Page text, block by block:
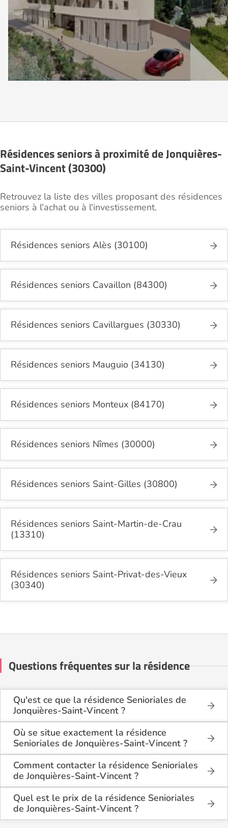
Résidences seniors à proximité de Jonquières-
Saint-Vincent (30300)
Retrouvez la liste des villes proposant des résidences
seniors à l'achat ou à l'investissement.
Résidences seniors Alès (30100)
Résidences seniors Cavaillon (84300)
Résidences seniors Cavillargues (30330)
Résidences seniors Mauguio (34130)
Résidences seniors Monteux (84170)
Résidences seniors Nîmes (30000)
Résidences seniors Saint-Gilles (30800)
Résidences seniors Saint-Martin-de-Crau
(13310)
Résidences seniors Saint-Privat-des-Vieux
(30340)
Questions fréquentes sur la résidence
Qu'est ce que la résidence Senioriales de
Jonquières-Saint-Vincent ?
La résidence Senioriales de Jonquières-Saint-
Vincent est une résidence seniors de type résidence
services seniors, village seniors . Elle dispose de
logements disponibles à l'achat ou à
l'investissement.
Cette résidence du secteur privé se situe à
Jonquières-Saint-Vincent (30300).
Où se situe exactement la résidence
Senioriales de Jonquières-Saint-Vincent ?
La résidence Senioriales de Jonquières-Saint-
Vincent est située Chemin du Pauvre Ménage -
30300 Jonquières Saint-Vincent à Jonquières-Saint-
Vincent (30300), dans le Gard (30).
Comment contacter la résidence Senioriales
de Jonquières-Saint-Vincent ?
Vous pouvez contacter la résidence Senioriales de
Jonquières-Saint-Vincent directement sur le site
Logement-seniors.com, grâce au formulaire de
contact de l'établissement.
Quel est le prix de la résidence Senioriales
de Jonquières-Saint-Vincent ?
La résidence Senioriales de Jonquières-Saint-